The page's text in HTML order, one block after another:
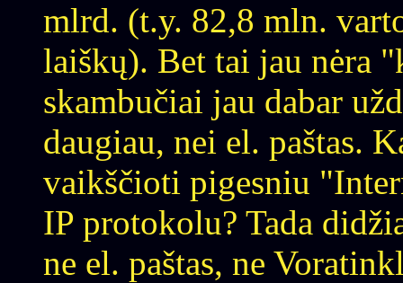
mlrd. (t.y. 82,8 mln.
laiškų). Bet tai jau nėra
skambučiai jau dabar
daugiau, nei el. paštas.
vaikščioti pigesniu
IP protokolu? Tada
ne el. paštas, ne